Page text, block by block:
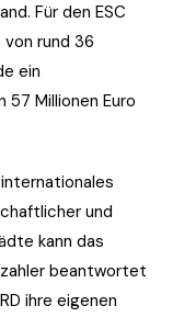
Für den ESC
rund 36
ein
Millionen Euro
und
kann das
beantwortet
ihre eigenen